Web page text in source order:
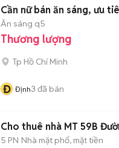
Cần nữ bán ăn sáng, ưu
Ăn sáng q5
Thương lượng
Tp Hồ Chí Minh
Đ Định3 đã bán
Cho thuê nhà MT 59B
5 PN Nhà mặt phố, mặt tiền